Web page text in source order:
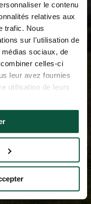
le contenu
relatives aux
trafic. Nous
sur l'utilisation de
sociaux, de
celles-ci
leur avez fournies
utilisation de leurs